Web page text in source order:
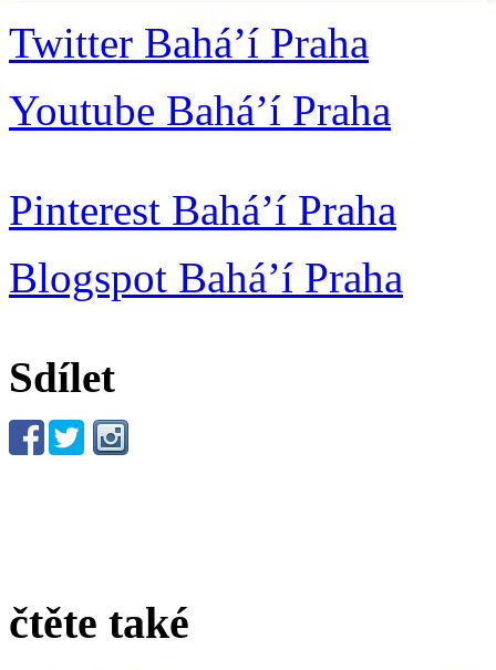
Twitter Bahá’í Praha
Youtube Bahá’í Praha
Pinterest Bahá’í Praha
Blogspot Bahá’í Praha
Sdílet
čtěte také